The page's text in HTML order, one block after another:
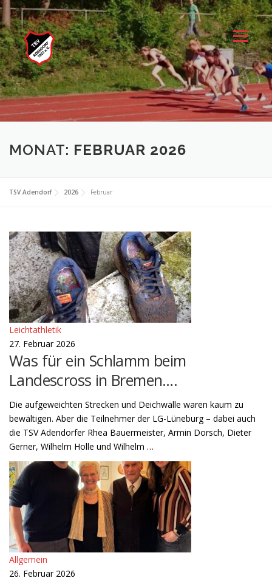
Zum
Inhalt
springen
Menü
MONAT: FEBRUAR 2026
TSV Adendorf 2026 Februar
Leichtathletik
27. Februar 2026
Was für ein Schlamm beim
Landescross in Bremen….
Die aufgeweichten Strecken und Deichwälle waren kaum zu
bewältigen. Aber die Teilnehmer der LG-Lüneburg – dabei auch
die TSV Adendorfer Rhea Bauermeister, Armin Dorsch, Dieter
Gerner, Wilhelm Holle und Wilhelm …
Allgemein
26. Februar 2026